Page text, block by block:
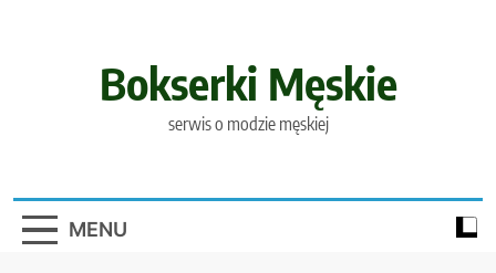
Bokserki Męskie
serwis o modzie męskiej
MENU